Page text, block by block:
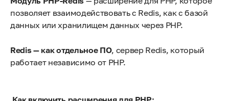
позволяет взаимодействовать с Redis, как с базой
данных или хранилищем данных через PHP.
Redis — как отдельное ПО, сервер Redis, который
работает независимо от PHP.